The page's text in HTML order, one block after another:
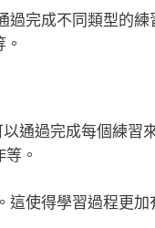
過完成不同類型的練
通過完成每個練習
。
這使得學習過程更加